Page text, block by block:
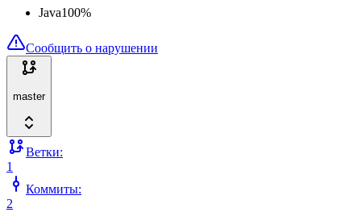
Java100%
Сообщить о нарушении
master
Ветки:
1
Коммиты:
2